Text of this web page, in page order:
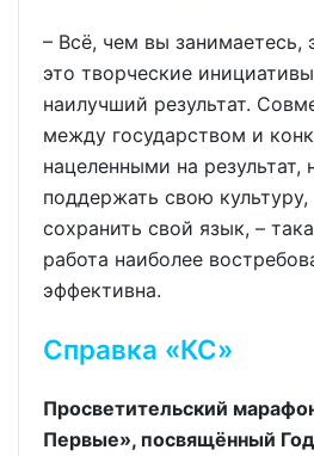
– Всё, чем вы занимаетесь,
это творческие
наилучший результат.
между государством и
нацеленными на результат,
поддержать свою культуру,
сохранить свой язык, –
работа наиболее
эффективна.
Справка «КС»
Просветительский
Первые», посвящённый